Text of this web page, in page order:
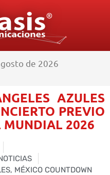
de 2026
AZULES
PREVIO
MUNDIAL 2026
, MÉXICO COUNTDOWN